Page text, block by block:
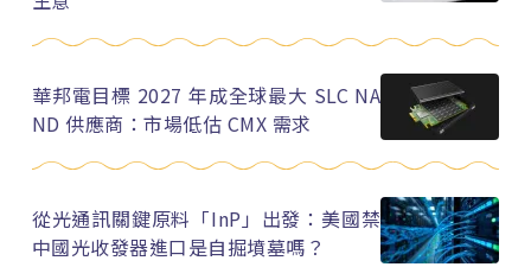
華邦電目標 2027 年成全球最大 SLC NA
ND 供應商：市場低估 CMX 需求
從光通訊關鍵原料「InP」出發：美國禁
中國光收發器進口是自掘墳墓嗎？